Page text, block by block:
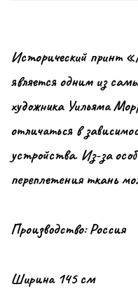
Исторический принт
является одним из
художника Уильяма
отличаться в
устройства. Из-за
переплетения ткань
Производство: Россия
Ширина 145 см